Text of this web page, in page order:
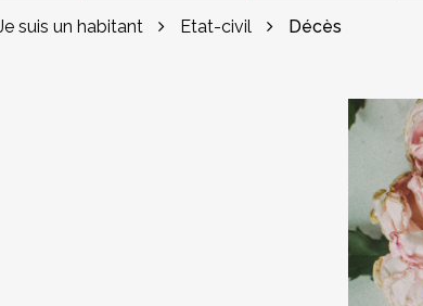
suis un habitant Etat-civil Décès